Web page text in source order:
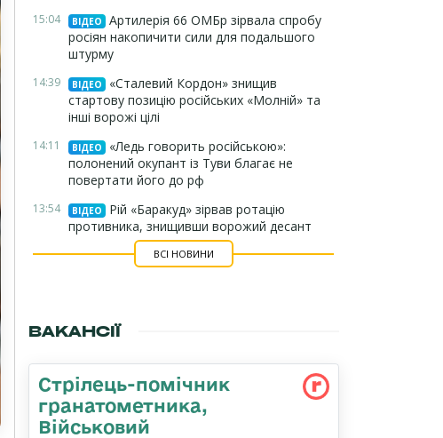
15:04 ВІДЕО
Артилерія 66 ОМБр зірвала спробу
росіян накопичити сили для подальшого
штурму
14:39 ВІДЕО
«Сталевий Кордон» знищив
стартову позицію російських «Молній» та
інші ворожі цілі
14:11 ВІДЕО
«Ледь говорить російською»:
полонений окупант із Туви благає не
повертати його до рф
13:54 ВІДЕО
Рій «Баракуд» зірвав ротацію
противника, знищивши ворожий десант
ВСІ НОВИНИ
ВАКАНСІЇ
Стрілець-помічник
гранатометника,
Військовий